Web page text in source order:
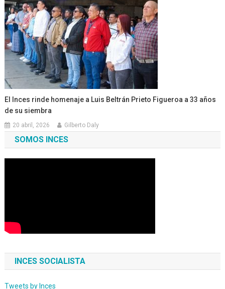
El Inces rinde homenaje a Luis Beltrán Prieto Figueroa a 33 años
de su siembra
20 abril, 2026 Gilberto Daly
SOMOS INCES
INCES SOCIALISTA
Tweets by Inces